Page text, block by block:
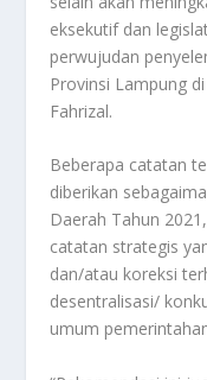
eksekutif dan
perwujudan
Provinsi Lampung
Fahrizal.
Beberapa catatan
diberikan
Daerah Tahun
catatan strategis
dan/atau koreksi
desentralisasi/
umum